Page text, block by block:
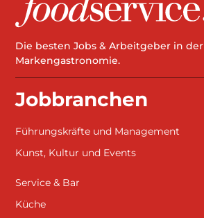
Die besten Jobs & Arbeitgeber in der
Markengastronomie.
Jobbranchen
Führungskräfte und Management
Kunst, Kultur und Events
Service & Bar
Küche